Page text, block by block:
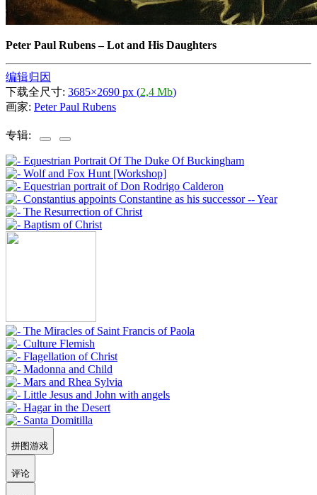
Peter Paul Rubens–Lot and His Daughters
编辑归因
下载全尺寸: 3685×2690 px (2,4 Mb)
画家: Peter Paul Rubens
专辑:
拼图游戏
评论